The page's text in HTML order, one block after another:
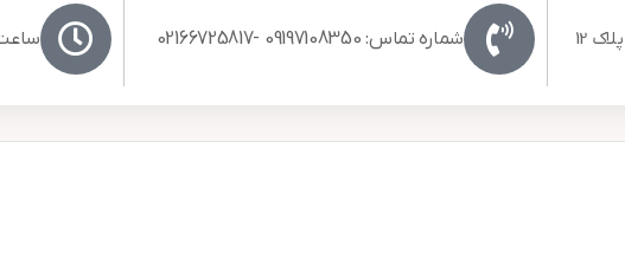
12 شماره تماس: 09197108350 -02166725817 ساعت